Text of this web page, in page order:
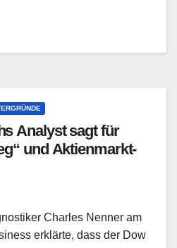
Analyst sagt für
und Aktienmarkt-
Charles Nenner am
erklärte, dass der Dow